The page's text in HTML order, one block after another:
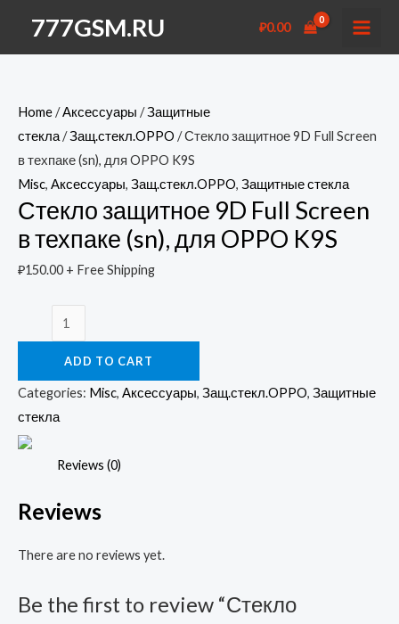
содержимому
777GSM.RU ₽0.00
Home/Аксессуары /Защитные
стекла/Защ.стекл.OPPO / Стекло защитное 9D Full Screen
в техпаке (sn), для OPPO K9S
Misc, Аксессуары, Защ.стекл.OPPO, Защитные стекла
Стекло защитное 9D Full Screen
в техпаке (sn), для OPPO K9S
₽150.00 + Free Shipping
защитное
Full
Screen
в
техпаке
для
K9S
ADD TO CART
Categories: Misc, Аксессуары, Защ.стекл.OPPO, Защитные
стекла
Reviews (0)
Reviews
There are no reviews yet.
Be the first to review “Стекло